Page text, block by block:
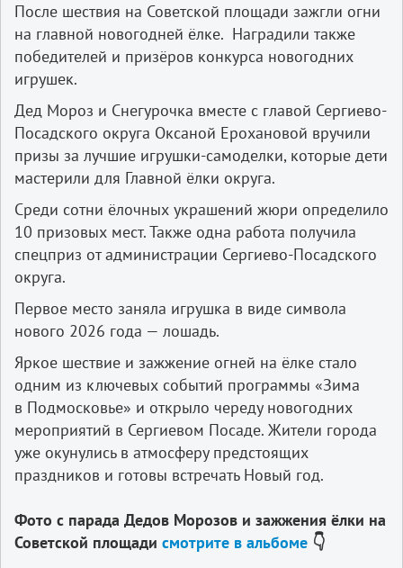
После шествия на Советской площади зажгли огни
на главной новогодней ёлке. Наградили также
победителей и призёров конкурса новогодних
игрушек.
Дед Мороз и Снегурочка вместе с главой Сергиево-
Посадского округа Оксаной Ерохановой вручили
призы за лучшие игрушки-самоделки, которые дети
мастерили для Главной ёлки округа.
Среди сотни ёлочных украшений жюри определило
10 призовых мест. Также одна работа получила
спецприз от администрации Сергиево-Посадского
округа.
Первое место заняла игрушка в виде символа
нового 2026 года — лошадь.
Яркое шествие и зажжение огней на ёлке стало
одним из ключевых событий программы «Зима
в Подмосковье» и открыло череду новогодних
мероприятий в Сергиевом Посаде. Жители города
уже окунулись в атмосферу предстоящих
праздников и готовы встречать Новый год.
Фото с парада Дедов Морозов и зажжения ëлки на
Советской площади смотрите в альбоме 👇